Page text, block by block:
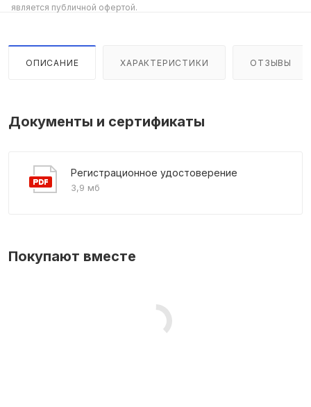
является публичной офертой.
ОПИСАНИЕ ХАРАКТЕРИСТИКИ ОТЗЫВЫ
Документы и сертификаты
Регистрационное удостоверение
3,9 мб
Покупают вместе